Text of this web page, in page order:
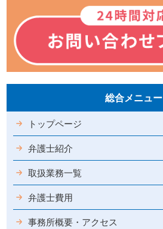
総合メニュー
トップページ
弁護士紹介
取扱業務一覧
弁護士費用
事務所概要・アクセス